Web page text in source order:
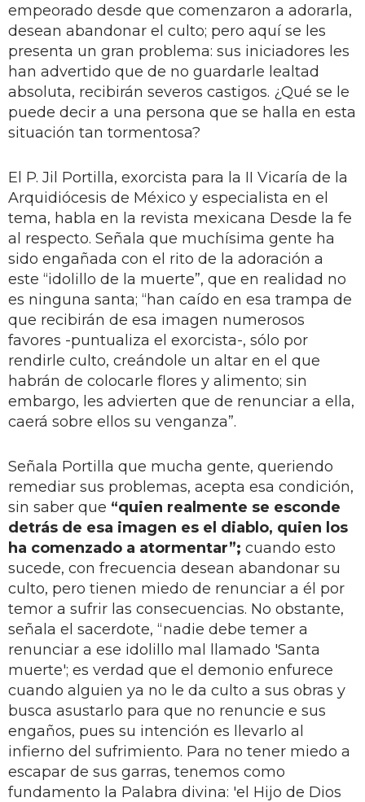
empeorado desde que comenzaron a adorarla,
desean abandonar el culto; pero aquí se les
presenta un gran problema: sus iniciadores les
han advertido que de no guardarle lealtad
absoluta, recibirán severos castigos. ¿Qué se le
puede decir a una persona que se halla en esta
situación tan tormentosa?
El P. Jil Portilla, exorcista para la II Vicaría de la
Arquidiócesis de México y especialista en el
tema, habla en la revista mexicana Desde la fe
al respecto. Señala que muchísima gente ha
sido engañada con el rito de la adoración a
este “idolillo de la muerte”, que en realidad no
es ninguna santa; “han caído en esa trampa de
que recibirán de esa imagen numerosos
favores -puntualiza el exorcista-, sólo por
rendirle culto, creándole un altar en el que
habrán de colocarle flores y alimento; sin
embargo, les advierten que de renunciar a ella,
caerá sobre ellos su venganza”.
Señala Portilla que mucha gente, queriendo
remediar sus problemas, acepta esa condición,
sin saber que “quien realmente se esconde
detrás de esa imagen es el diablo, quien los
ha comenzado a atormentar”; cuando esto
sucede, con frecuencia desean abandonar su
culto, pero tienen miedo de renunciar a él por
temor a sufrir las consecuencias. No obstante,
señala el sacerdote, “nadie debe temer a
renunciar a ese idolillo mal llamado 'Santa
muerte'; es verdad que el demonio enfurece
cuando alguien ya no le da culto a sus obras y
busca asustarlo para que no renuncie e sus
engaños, pues su intención es llevarlo al
infierno del sufrimiento. Para no tener miedo a
escapar de sus garras, tenemos como
fundamento la Palabra divina: 'el Hijo de Dios